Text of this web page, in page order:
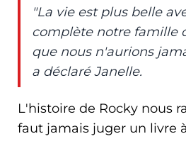
"La vie est plus belle
complète notre famille
que nous n'aurions
a déclaré Janelle.
L'histoire de Rocky nous
faut jamais juger un livre